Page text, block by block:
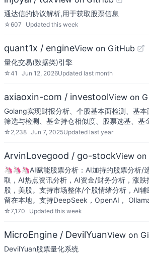
通达信的协议解析,用于获取股票信息
☆607 Updated this week
quant1x / engineView on GitHub
量化交易(数据类)引擎
☆41 Jun 12, 2026Updated last month
axiaoxin-com / investoolView on
Golang实现财报分析、个股基本面检测、基
筛选与检测、基金持仓相似度、股票选基、基
☆ 2,238 Jun 7, 2025Updated last year
ArvinLovegood / go-stockView on
🦄🦄🦄AI赋能股票分析：AI加持的股票分析/
取，AI热点资讯分析，AI资金/财务分析，涨
股，美股。支持市场整体/个股情绪分析，AI
留在本地。支持DeepSeek，OpenAI，
☆7,170 Updated this week
MicroEngine / DevilYuanView on
DevilYuan股票量化系统